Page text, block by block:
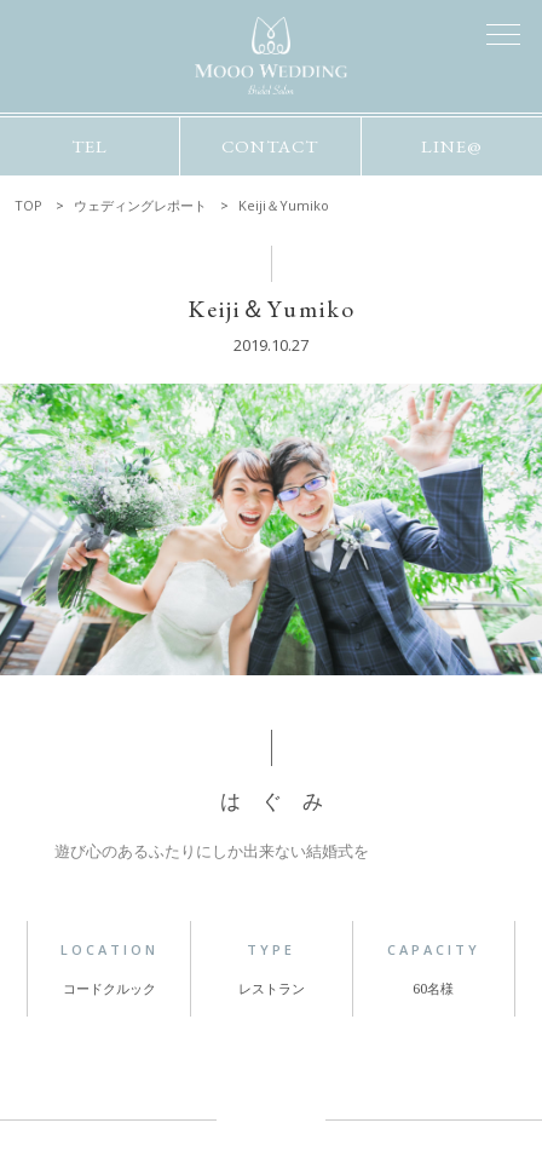
TEL CONTACT LINE@
TOP ウェディングレポート Keiji＆Yumiko
Keiji＆Yumiko
2019.10.27
は ぐ み
遊び心のあるふたりにしか出来ない結婚式を
LOCATION
コードクルック
TYPE
レストラン
CAPACITY
60名様